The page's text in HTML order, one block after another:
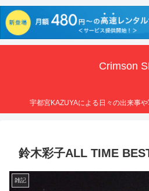
Crimson
宇都宮KAZUYAによる日々の出来事
鈴木彩子ALL TIME
雑記